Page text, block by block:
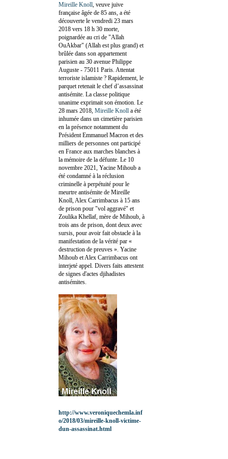
Mireille Knoll , veuve juive
française âgée de 85 ans, a été
découverte le vendredi 23 mars
2018 vers 18 h 30 morte,
poignardée au cri de "Allah
OuAkbar" (Allah est plus grand) et
brûlée dans son appartement
parisien au 30 avenue Philippe
Auguste - 75011 Paris. Attentat
terroriste islamiste ? Rapidement, le
parquet retenait le chef d’assassinat
antisémite. La classe politique
unanime exprimait son émotion. Le
28 mars 2018, Mireille Knoll a été
inhumée dans un cimetière parisien
en la présence notamment du
Président Emmanuel Macron et des
milliers de personnes ont participé
en France aux marches blanches à
la mémoire de la défunte. Le 10
novembre 2021, Yacine Mihoub a
été condamné à la réclusion
criminelle à perpétuité pour le
meurtre antisémite de Mireille
Knoll, Alex Carrimbacus à 15 ans
de prison pour "vol aggravé" et
Zoulika Khellaf, mère de Mihoub, à
trois ans de prison, dont deux avec
sursis, pour avoir fait obstacle à la
manifestation de la vérité par «
destruction de preuves ». Yacine
Mihoub et Alex Carrimbacus ont
interjeté appel. Divers faits attestent
de signes d'actes djihadistes
antisémites.
http://www.veroniquechemla.inf
o/2018/03/mireille-knoll-victime-
dun-assassinat.html